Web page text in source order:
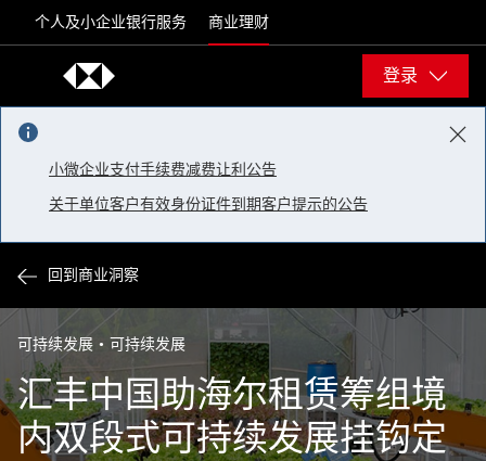
个人及小企业银行服务 商业理财
登录
小微企业支付手续费减费让利公告
关于单位客户有效身份证件到期客户提示的公告
回到商业洞察
可持续发展 可持续发展
汇丰中国助海尔租赁筹组境
内双段式可持续发展挂钩定